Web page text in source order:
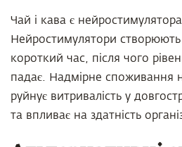
Чай і кава є
Нейростимулятори створюють
короткий час, після чого
падає. Надмірне споживання
руйнує витривалість у
та впливає на здатність